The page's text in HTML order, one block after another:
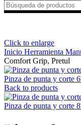
Click to enlarge
Inicio Herramienta
Comfort Grip, Pretul
Pinza de punta y corte
Back to products
Pinza de punta y corte